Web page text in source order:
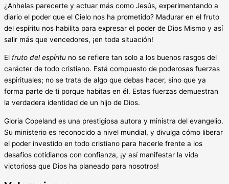
¿Anhelas parecerte y actuar más como Jesús, experimentando a
diario el poder que el Cielo nos ha prometido? Madurar en el fruto
del espíritu nos habilita para expresar el poder de Dios Mismo y así
salir más que vencedores, ¡en toda situación!
El fruto del espíritu no se refiere tan solo a los buenos rasgos del
carácter de todo cristiano. Está compuesto de poderosas fuerzas
espirituales; no se trata de algo que debas hacer, sino que ya
forma parte de ti porque habitas en él. Estas fuerzas demuestran
la verdadera identidad de un hijo de Dios.
Gloria Copeland es una prestigiosa autora y ministra del evangelio.
Su ministerio es reconocido a nivel mundial, y divulga cómo liberar
el poder investido en todo cristiano para hacerle frente a los
desafíos cotidianos con confianza, ¡y así manifestar la vida
victoriosa que Dios ha planeado para nosotros!